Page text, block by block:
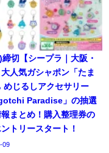
切【シープラ｜大阪・
人気ガシャポン「たま
めじるしアクセサリー
Paradise」の抽選
報まとめ！購入整理券の
トリースタート！
09